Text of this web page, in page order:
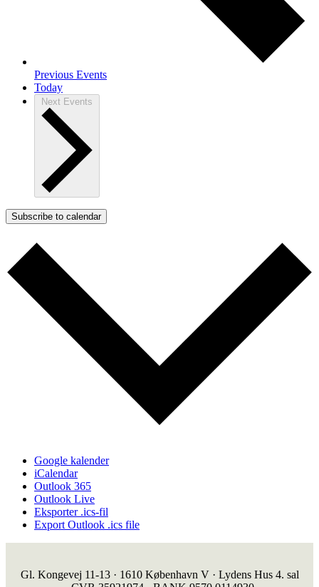
Previous Events
Today
Next Events
Subscribe to calendar
Google kalender
iCalendar
Outlook 365
Outlook Live
Eksporter .ics-fil
Export Outlook .ics file
Gl. Kongevej 11-13 · 1610 København V · Lydens Hus 4. sal